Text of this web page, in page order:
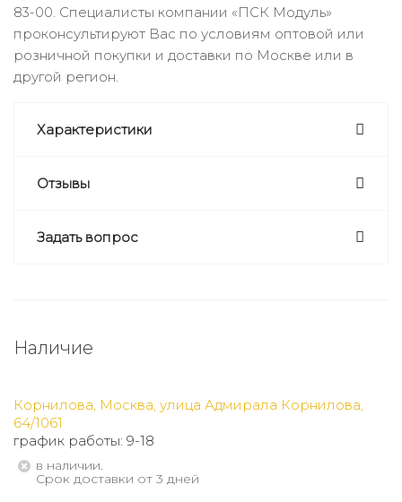
83-00. Специалисты компании «ПСК Модуль»
проконсультируют Вас по условиям оптовой или
розничной покупки и доставки по Москве или в
другой регион.
Характеристики
Отзывы
Задать вопрос
Наличие
Корнилова, Москва, улица Адмирала Корнилова,
64/1061
график работы: 9-18
В наличии.
Срок доставки от 3 дней